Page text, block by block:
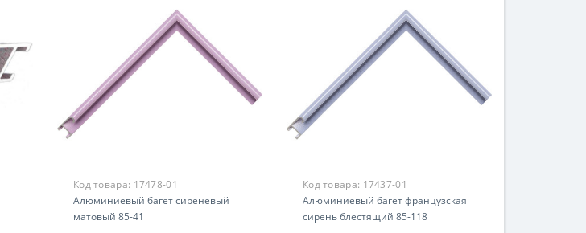
Код товара: 17478-01
Алюминиевый багет сиреневый
матовый 85-41
Код товара: 17437-01
Алюминиевый багет французская
сирень блестящий 85-118